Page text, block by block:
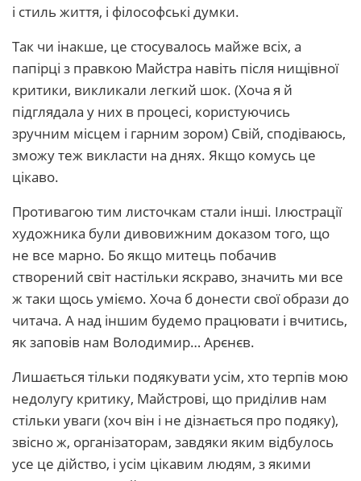
і стиль життя, і філософські думки.
Так чи інакше, це стосувалось майже всіх, а
папірці з правкою Майстра навіть після нищівної
критики, викликали легкий шок. (Хоча я й
підглядала у них в процесі, користуючись
зручним місцем і гарним зором) Свій, сподіваюсь,
зможу теж викласти на днях. Якщо комусь це
цікаво.
Противагою тим листочкам стали інші. Ілюстрації
художника були дивовижним доказом того, що
не все марно. Бо якщо митець побачив
створений світ настільки яскраво, значить ми все
ж таки щось уміємо. Хоча б донести свої образи до
читача. А над іншим будемо працювати і вчитись,
як заповів нам Володимир… Арєнєв.
Лишається тільки подякувати усім, хто терпів мою
недолугу критику, Майстрові, що приділив нам
стільки уваги (хоч він і не дізнається про подяку),
звісно ж, організаторам, завдяки яким відбулось
усе це дійство, і усім цікавим людям, з якими